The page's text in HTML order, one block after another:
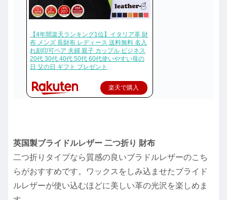
【4年間楽天ランキング1位】イタリア革 財
布 メンズ 長財布 レディース 送料無料 名入
れ刻印可ペア 夫婦 親子 カップル ビジネス
20代 30代 40代 50代 60代使いやすい母の
日 父の日 ギフト プレゼント
楽天で購入
英国製ブライドルレザー 二つ折り 財布
二つ折りタイプなら質感の良いブラドルレザーのこち
らがおすすめです。ワックスをしみ込ませたブライド
ルレザーが使い込むほどに美しい革の光沢を楽しめま